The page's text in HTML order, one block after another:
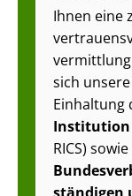
Ihnen eine
sich
Einhaltung
Institution
RICS)